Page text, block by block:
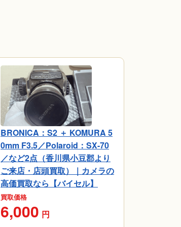
BRONICA：S2 ＋ KOMURA 5
0mm F3.5／Polaroid：SX-70
／など2点（香川県小豆郡より
ご来店・店頭買取）｜カメラの
高価買取なら【バイセル】
買取価格
6,000 円